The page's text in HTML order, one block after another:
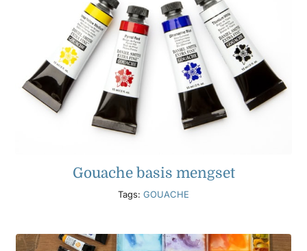
Gouache basis mengset
Tags: GOUACHE